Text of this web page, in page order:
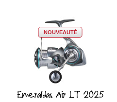
NOUVEAUTÉ
Emeraldas Air LT 2025